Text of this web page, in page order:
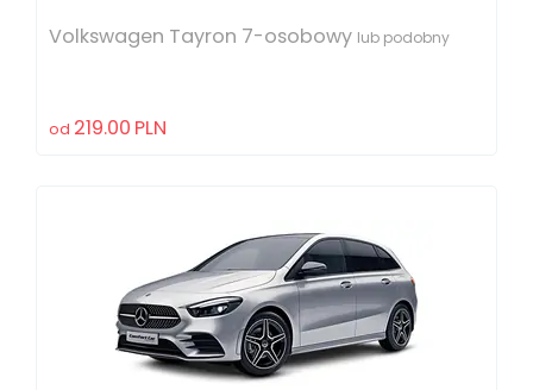
Volkswagen Tayron 7-osobowy lub podobny
od 219.00 PLN